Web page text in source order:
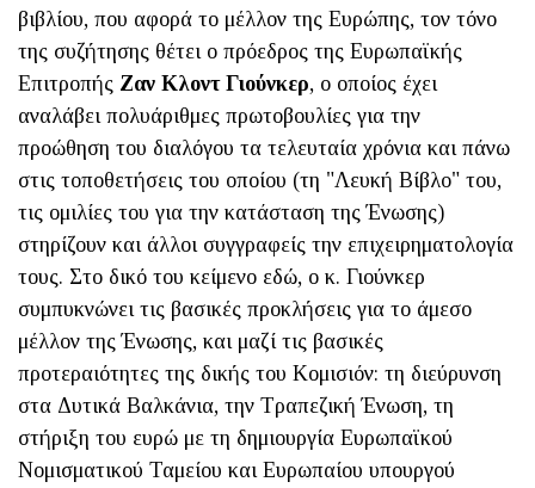
βιβλίου, που αφορά το μέλλον της Ευρώπης, τον τόνο
της συζήτησης θέτει ο πρόεδρος της Ευρωπαϊκής
Επιτροπής Ζαν Κλοντ Γιούνκερ, ο οποίος έχει
αναλάβει πολυάριθμες πρωτοβουλίες για την
προώθηση του διαλόγου τα τελευταία χρόνια και πάνω
στις τοποθετήσεις του οποίου (τη "Λευκή Βίβλο" του,
τις ομιλίες του για την κατάσταση της Ένωσης)
στηρίζουν και άλλοι συγγραφείς την επιχειρηματολογία
τους. Στο δικό του κείμενο εδώ, ο κ. Γιούνκερ
συμπυκνώνει τις βασικές προκλήσεις για το άμεσο
μέλλον της Ένωσης, και μαζί τις βασικές
προτεραιότητες της δικής του Κομισιόν: τη διεύρυνση
στα Δυτικά Βαλκάνια, την Τραπεζική Ένωση, τη
στήριξη του ευρώ με τη δημιουργία Ευρωπαϊκού
Νομισματικού Ταμείου και Ευρωπαίου υπουργού